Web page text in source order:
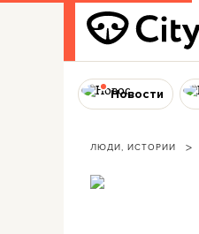
Новости
ЛЮДИ, ИСТОРИИ